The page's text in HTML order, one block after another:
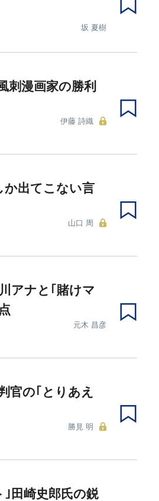
坂 夏樹
刺漫画家の勝利
伊藤 詩織
か出てこない言
山口 周
アナと｢賭けマ
元木 昌彦
官の｢とりあえ
勝見 明
｣田崎史郎氏の鋭